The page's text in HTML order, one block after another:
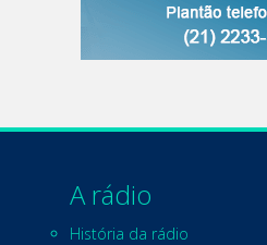
A rádio
História da rádio